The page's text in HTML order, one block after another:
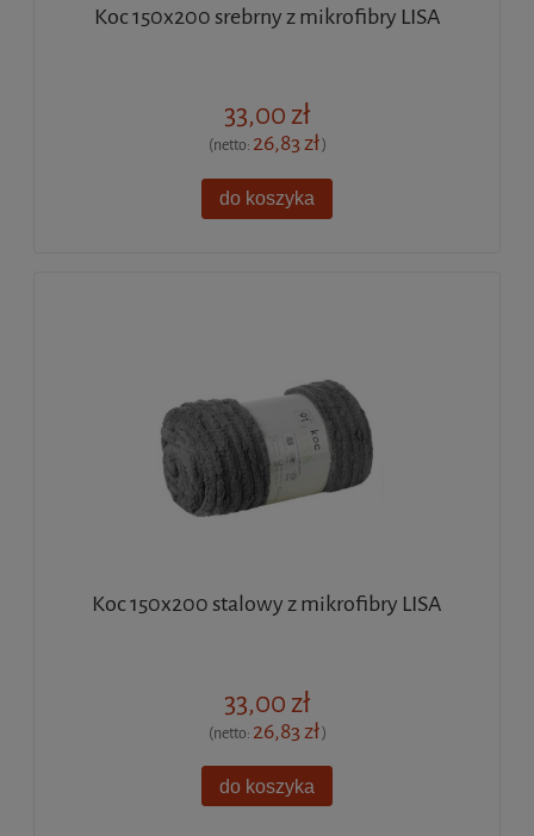
Koc 150x200 srebrny z mikrofibry LISA
33,00 zł
(netto: 26,83 zł)
do koszyka
Koc 150x200 stalowy z mikrofibry LISA
33,00 zł
(netto: 26,83 zł)
do koszyka